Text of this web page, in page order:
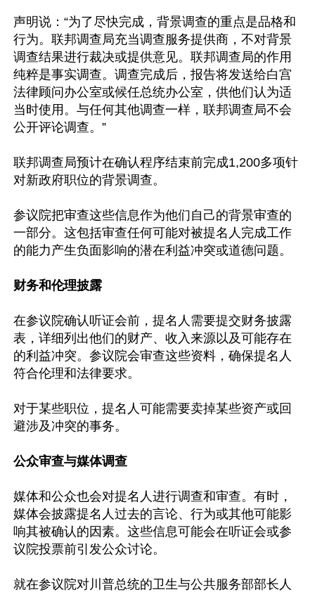
声明说：“为了尽快完成，背景调查的重点是品格和
行为。联邦调查局充当调查服务提供商，不对背景
调查结果进行裁决或提供意见。联邦调查局的作用
纯粹是事实调查。调查完成后，报告将发送给白宫
法律顾问办公室或候任总统办公室，供他们认为适
当时使用。与任何其他调查一样，联邦调查局不会
公开评论调查。”
联邦调查局预计在确认程序结束前完成1,200多项针
对新政府职位的背景调查。
参议院把审查这些信息作为他们自己的背景审查的
一部分。这包括审查任何可能对被提名人完成工作
的能力产生负面影响的潜在利益冲突或道德问题。
财务和伦理披露
在参议院确认听证会前，提名人需要提交财务披露
表，详细列出他们的财产、收入来源以及可能存在
的利益冲突。参议院会审查这些资料，确保提名人
符合伦理和法律要求。
对于某些职位，提名人可能需要卖掉某些资产或回
避涉及冲突的事务。
公众审查与媒体调查
媒体和公众也会对提名人进行调查和审查。有时，
媒体会披露提名人过去的言论、行为或其他可能影
响其被确认的因素。这些信息可能会在听证会或参
议院投票前引发公众讨论。
就在参议院对川普总统的卫生与公共服务部部长人